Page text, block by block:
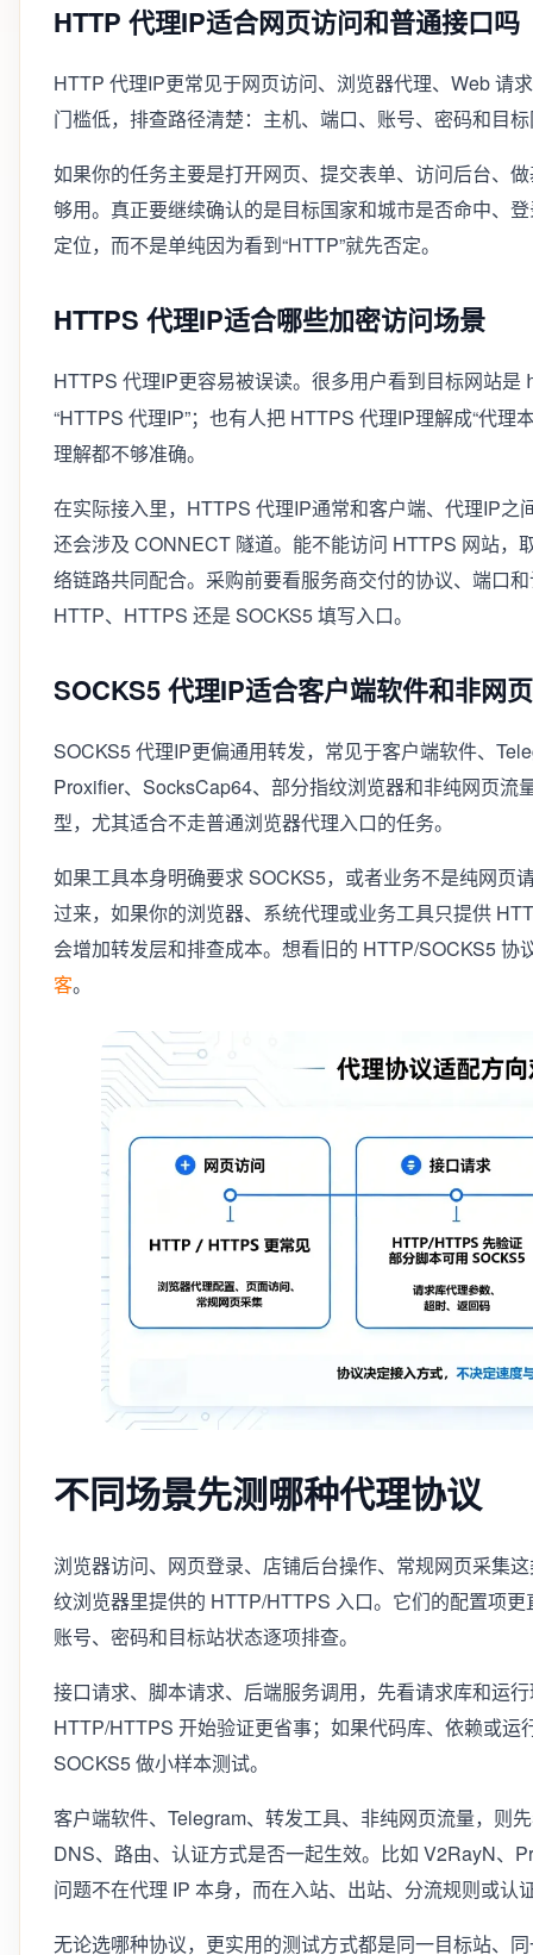
HTTP 代理IP适合网页访问和普通接口吗
HTTP 代理IP更常见于网页访问、浏览器代理、Web 请
门槛低，排查路径清楚：主机、端口、账号、密码和目
如果你的任务主要是打开网页、提交表单、访问后台、
够用。真正要继续确认的是目标国家和城市是否命中、
定位，而不是单纯因为看到“HTTP”就先否定。
HTTPS 代理IP适合哪些加密访问场景
HTTPS 代理IP更容易被误读。很多用户看到目标网站是
“HTTPS 代理IP”；也有人把 HTTPS 代理IP理解成“代理
理解都不够准确。
在实际接入里，HTTPS 代理IP通常和客户端、代理IP之
还会涉及 CONNECT 隧道。能不能访问 HTTPS 网站，
络链路共同配合。采购前要看服务商交付的协议、端口
HTTP、HTTPS 还是 SOCKS5 填写入口。
SOCKS5 代理IP适合客户端软件和非网
SOCKS5 代理IP更偏通用转发，常见于客户端软件、
Proxifier、SocksCap64、部分指纹浏览器和非纯网页流
型，尤其适合不走普通浏览器代理入口的任务。
如果工具本身明确要求 SOCKS5，或者业务不是纯网页
过来，如果你的浏览器、系统代理或业务工具只提供
会增加转发层和排查成本。想看旧的 HTTP/SOCKS5 协
客。
不同场景先测哪种代理协议
浏览器访问、网页登录、店铺后台操作、常规网页采集
纹浏览器里提供的 HTTP/HTTPS 入口。它们的配置项
账号、密码和目标站状态逐项排查。
接口请求、脚本请求、后端服务调用，先看请求库和运
HTTP/HTTPS 开始验证更省事；如果代码库、依赖或运
SOCKS5 做小样本测试。
客户端软件、Telegram、转发工具、非纯网页流量，则
DNS、路由、认证方式是否一起生效。比如 V2RayN、
问题不在代理 IP 本身，而在入站、出站、分流规则或认
无论选哪种协议，更实用的测试方式都是同一目标站、